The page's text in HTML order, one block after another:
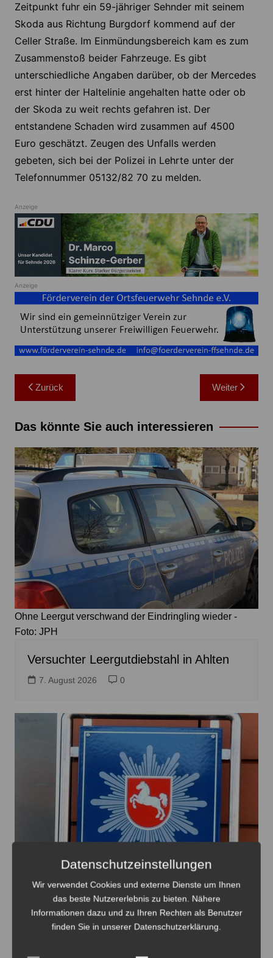
Zeitpunkt fuhr ein 59-jähriger Sehnder mit seinem
Skoda aus Richtung Burgdorf kommend auf der
Celler Straße. Im Einmündungsbereich kam es zum
Zusammenstoß beider Fahrzeuge. Es gibt
unterschiedliche Angaben darüber, ob der Mercedes
erst hinter der Haltelinie angehalten hatte oder ob
der Skoda zu weit rechts gefahren ist. Der
entstandene Schaden wird zusammen auf 4500
Euro geschätzt. Zeugen des Unfalls werden
gebeten, sich bei der Polizei in Lehrte unter der
Telefonnummer 05132/82 70 zu melden.
Anzeige
Anzeige
Beitragsnavigation
Zurück Weiter
Das könnte Sie auch interessieren
Ohne Leergut verschwand der Eindringling wieder -
Foto: JPH
Versuchter Leergutdiebstahl in Ahlten
7. August 2026 0
Datenschutzeinstellungen
Wir verwendet Cookies und externe Dienste um Ihnen
das beste Nutzererlebnis zu bieten. Nähere
Informationen dazu und zu Ihren Rechten als Benutzer
finden Sie in unserer Datenschutzerklärung.